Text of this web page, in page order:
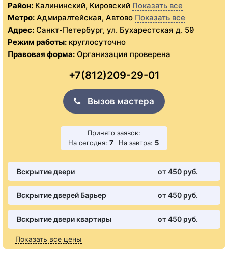
Район: Калининский, Кировский Показать все
Метро: Адмиралтейская, Автово Показать все
Адрес: Санкт-Петербург, ул. Бухарестская д. 59
Режим работы: круглосуточно
Правовая форма: Организация проверена
+7(812)209-29-01
Вызов мастера
Принято заявок:
На сегодня: 7 На завтра: 5
Вскрытие двери от 450 pуб.
Вскрытие дверей Барьер от 450 pуб.
Вскрытие двери квартиры от 450 pуб.
Показать все цены